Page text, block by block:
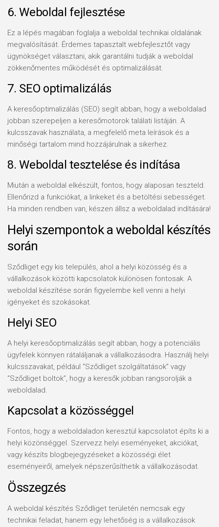
6. Weboldal fejlesztése
Ez a lépés magában foglalja a weboldal technikai oldalának
megvalósítását. Érdemes tapasztalt webfejlesztőt vagy
ügynökséget választani, akik garantálni tudják a weboldal
zökkenőmentes működését és optimalizálását.
7. SEO optimalizálás
A keresőoptimalizálás (SEO) segít abban, hogy a weboldalad
jobban szerepeljen a keresőmotorok találati listáján. A
kulcsszavak használata, a megfelelő meta leírások és a
minőségi tartalom mind hozzájárulnak a sikerhez.
8. Weboldal tesztelése és indítása
Miután a weboldal elkészült, fontos, hogy alaposan teszteld.
Ellenőrizd a funkciókat, a linkeket és a betöltési sebességet.
Ha minden rendben van, készen állsz a weboldalad indítására!
Helyi szempontok a weboldal készítés
során
Sződliget egy kis település, ahol a helyi közösség és a
vállalkozások közötti kapcsolatok különösen fontosak. A
weboldal készítése során figyelembe kell venni a helyi
igényeket és szokásokat.
Helyi SEO
A helyi keresőoptimalizálás segít abban, hogy a potenciális
ügyfelek könnyen rátaláljanak a vállalkozásodra. Használj helyi
kulcsszavakat, például “Sződliget szolgáltatások” vagy
“Sződliget boltok”, hogy a keresők jobban rangsorolják a
weboldalad.
Kapcsolat a közösséggel
Fontos, hogy a weboldaladon keresztül kapcsolatot építs ki a
helyi közönséggel. Szervezz helyi eseményeket, akciókat,
vagy készíts blogbejegyzéseket a közösségi élet
eseményeiről, amelyek népszerűsíthetik a vállalkozásodat.
Összegzés
A weboldal készítés Sződliget területén nemcsak egy
technikai feladat, hanem egy lehetőség is a vállalkozások